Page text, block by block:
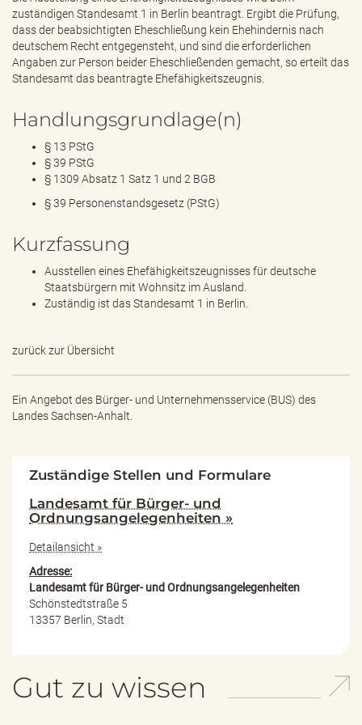
zuständigen Standesamt 1 in Berlin beantragt. Ergibt die Prüfung,
dass der beabsichtigten Eheschließung kein Ehehindernis nach
deutschem Recht entgegensteht, und sind die erforderlichen
Angaben zur Person beider Eheschließenden gemacht, so erteilt das
Standesamt das beantragte Ehefähigkeitszeugnis.
Handlungsgrundlage(n)
§ 13 PStG
§ 39 PStG
§ 1309 Absatz 1 Satz 1 und 2 BGB
§ 39 Personenstandsgesetz (PStG)
Kurzfassung
Ausstellen eines Ehefähigkeitszeugnisses für deutsche
Staatsbürgern mit Wohnsitz im Ausland.
Zuständig ist das Standesamt 1 in Berlin.
zurück zur Übersicht
Ein Angebot des Bürger- und Unternehmensservice (BUS) des
Landes Sachsen-Anhalt.
Zuständige Stellen und Formulare
Landesamt für Bürger- und
Ordnungsangelegenheiten »
Detailansicht »
Adresse:
Landesamt für Bürger- und Ordnungsangelegenheiten
Schönstedtstraße 5
13357 Berlin, Stadt
Gut zu wissen